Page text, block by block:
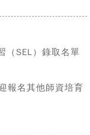
（SEL）錄取名單
報名其他師資培育